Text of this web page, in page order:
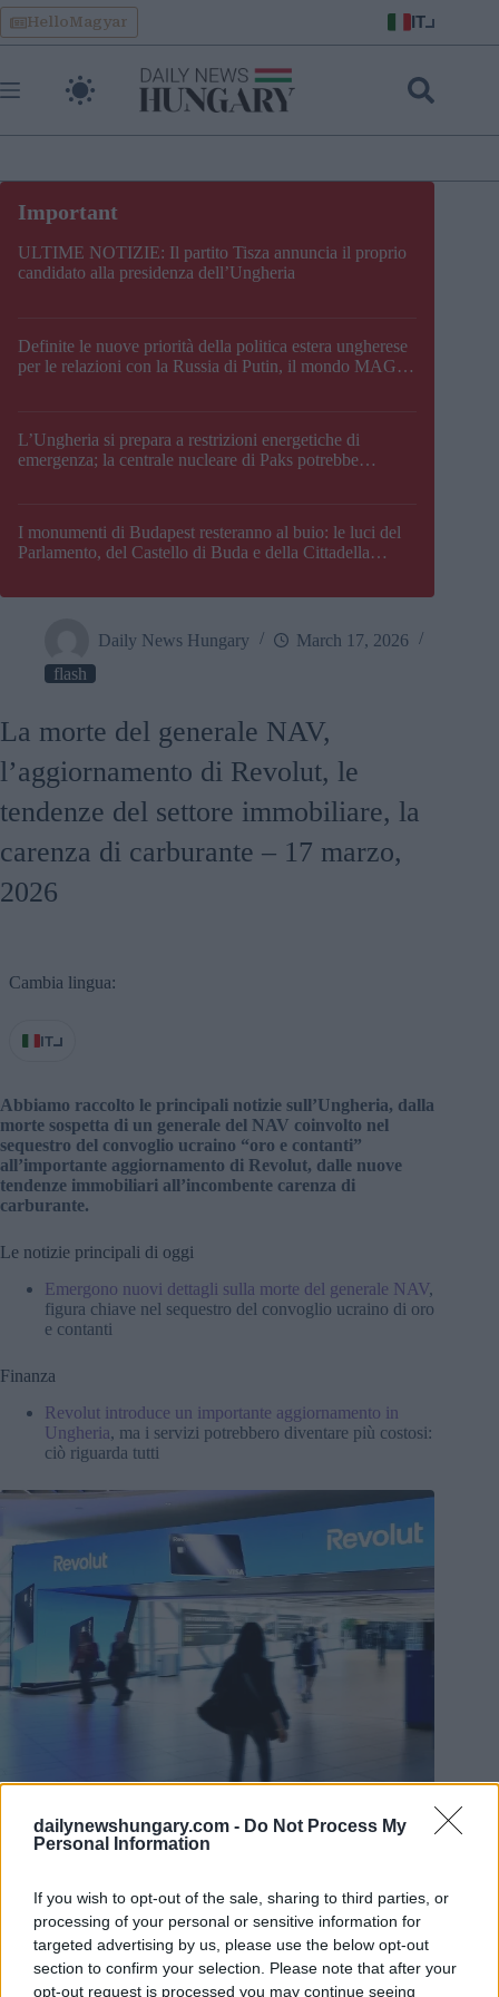
dailynewshungary.com - Do Not Process My
Personal Information
If you wish to opt-out of the sale, sharing to third parties, or
processing of your personal or sensitive information for
targeted advertising by us, please use the below opt-out
section to confirm your selection. Please note that after your
opt-out request is processed you may continue seeing
Skip
to
content
HelloMagyar IT
ULTIME NOTIZIE: Il partito Tisza annuncia il proprio
candidato alla presidenza dell’Ungheria
Definite le nuove priorità della politica estera ungherese
per le relazioni con la Russia di Putin, il mondo MAGA,
L’Ungheria si prepara a restrizioni energetiche di
emergenza; la centrale nucleare di Paks potrebbe
I monumenti di Budapest resteranno al buio: le luci del
Parlamento, del Castello di Buda e della Cittadella
Daily News Hungary
March 17, 2026
flash
La morte del generale NAV,
l’aggiornamento di Revolut, le
tendenze del settore immobiliare, la
carenza di carburante – 17 marzo,
2026
Cambia lingua:
IT
Abbiamo raccolto le principali notizie sull’Ungheria, dalla
morte sospetta di un generale del NAV coinvolto nel
sequestro del convoglio ucraino “oro e contanti”
all’importante aggiornamento di Revolut, dalle nuove
tendenze immobiliari all’incombente carenza di
carburante.
Le notizie principali di oggi
Emergono nuovi dettagli sulla morte del generale NAV,
figura chiave nel sequestro del convoglio ucraino di oro
e contanti
Finanza
Revolut introduce un importante aggiornamento in
Ungheria, ma i servizi potrebbero diventare più costosi:
ciò riguarda tutti
Foto:Facebook/Revolut
Economia
riserve di petrolio sono al minimo storico, vengono
introdotti limiti di quantità
Gravi irregolarità nell’impianto di batterie CATL di
Debrecen
: i lavoratori lamentano un’intossicazione –
foto